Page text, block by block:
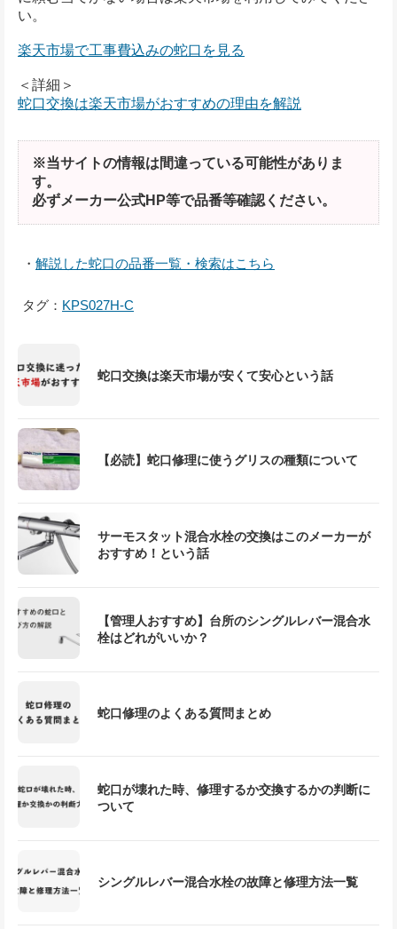
い。
楽天市場で工事費込みの蛇口を見る
＜詳細＞
蛇口交換は楽天市場がおすすめの理由を解説
※当サイトの情報は間違っている可能性がありま
す。
必ずメーカー公式HP等で品番等確認ください。
・ 解説した蛇口の品番一覧・検索はこちら
タグ： KPS027H-C
蛇口交換は楽天市場が安くて安心という話
【必読】蛇口修理に使うグリスの種類について
サーモスタット混合水栓の交換はこのメーカーが
おすすめ！という話
【管理人おすすめ】台所のシングルレバー混合水
栓はどれがいいか？
蛇口修理のよくある質問まとめ
蛇口が壊れた時、修理するか交換するかの判断に
ついて
シングルレバー混合水栓の故障と修理方法一覧